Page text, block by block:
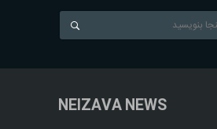
NEIZAVA NEWS